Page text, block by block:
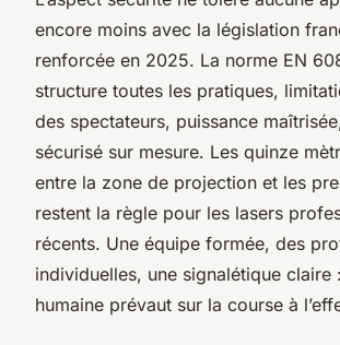
encore moins avec la législation
renforcée en 2025. La norme EN
structure toutes les pratiques,
des spectateurs, puissance
sécurisé sur mesure. Les quinze
entre la zone de projection et les
restent la règle pour les lasers
récents. Une équipe formée, des
individuelles, une signalétique claire
humaine prévaut sur la course à